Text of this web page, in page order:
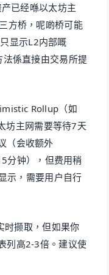
已经喺以太坊主
方桥，呢啲桥可能
显示L2内部嘅
係直接由交易所提
Rollup（如
主网需要等待7天
（会收额外
分钟），但费用稍
示，需要用户自行
时撷取，但如果你
列高2-3倍。建议使